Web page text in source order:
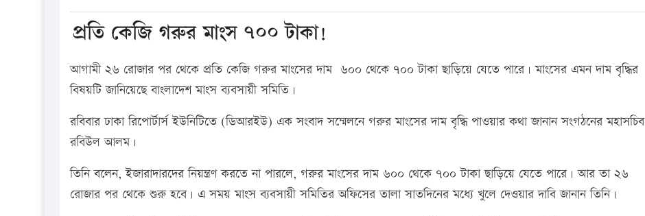
প্রতি কেজি গরুর মাংস ৭০০ টাকা!
আগামী ২৬ রোজার পর থেকে প্রতি কেজি গরুর মাংসের দাম ৬০০ থেকে ৭০০ টাকা ছাড়িয়ে যেতে পারে। মাংসের এমন দাম বৃদ্ধির
বিষয়টি জানিয়েছে বাংলাদেশ মাংস ব্যবসায়ী সমিতি।
রবিবার ঢাকা রিপোর্টার্স ইউনিটিতে (ডিআরইউ) এক সংবাদ সম্মেলনে গরুর মাংসের দাম বৃদ্ধি পাওয়ার কথা জানান সংগঠনের মহাসচিব
রবিউল আলম।
তিনি বলেন, ইজারাদারদের নিয়ন্ত্রণ করতে না পারলে, গরুর মাংসের দাম ৬০০ থেকে ৭০০ টাকা ছাড়িয়ে যেতে পারে। আর তা ২৬
রোজার পর থেকে শুরু হবে। এ সময় মাংস ব্যবসায়ী সমিতির অফিসের তালা সাতদিনের মধ্যে খুলে দেওয়ার দাবি জানান তিনি।